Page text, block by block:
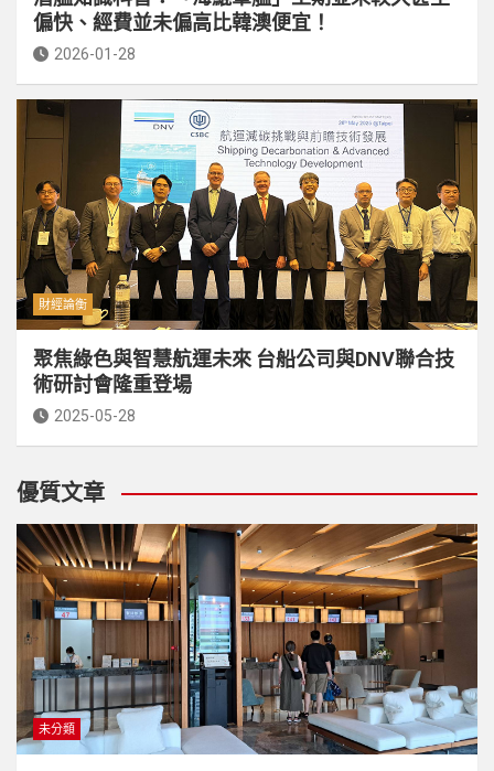
偏快、經費並未偏高比韓澳便宜！
2026-01-28
財經論衡
聚焦綠色與智慧航運未來 台船公司與DNV聯合技
術研討會隆重登場
2025-05-28
優質文章
未分類